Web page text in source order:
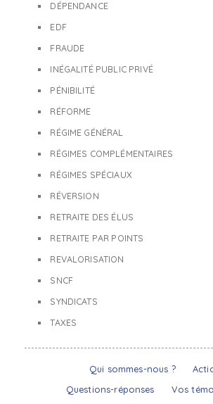
DÉPENDANCE
EDF
FRAUDE
INÉGALITÉ PUBLIC PRIVÉ
PÉNIBILITÉ
RÉFORME
RÉGIME GÉNÉRAL
RÉGIMES COMPLÉMENTAIRES
RÉGIMES SPÉCIAUX
RÉVERSION
RETRAITE DES ÉLUS
RETRAITE PAR POINTS
REVALORISATION
SNCF
SYNDICATS
TAXES
Qui sommes-nous ?
Questions-réponses
Vos